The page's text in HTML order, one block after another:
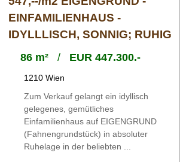
EINFAMILIENHAUS -
IDYLLLISCH, SONNIG; RUHIG
86 m²/ EUR 447.300.-
1210 Wien
Zum Verkauf gelangt ein idyllisch
gelegenes, gemütliches
Einfamilienhaus auf EIGENGRUND
(Fahnengrundstück) in absoluter
Ruhelage in der beliebten ...